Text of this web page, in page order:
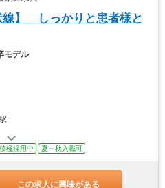
線】 しっかりと患者様と
モデル
積極採用中 夏～秋入職可
この求人に興味がある